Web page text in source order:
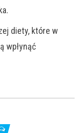
diety, które w
wpłynąć